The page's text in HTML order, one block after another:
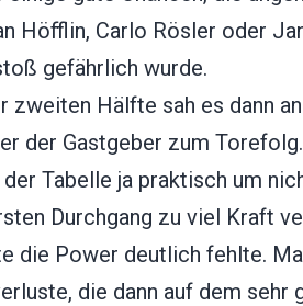
Höfflin, Carlo Rösler oder
gefährlich wurde.
zweiten Hälfte sah es dann
der Gastgeber zum
der Tabelle ja praktisch um
Durchgang zu viel Kraft
die Power deutlich fehlte.
die dann auf dem